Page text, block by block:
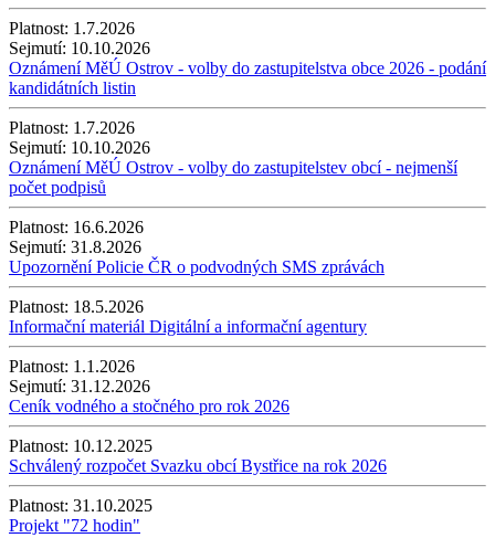
Platnost: 1.7.2026
Sejmutí: 10.10.2026
Oznámení MěÚ Ostrov - volby do zastupitelstva obce 2026 - podání
kandidátních listin
Platnost: 1.7.2026
Sejmutí: 10.10.2026
Oznámení MěÚ Ostrov - volby do zastupitelstev obcí - nejmenší
počet podpisů
Platnost: 16.6.2026
Sejmutí: 31.8.2026
Upozornění Policie ČR o podvodných SMS zprávách
Platnost: 18.5.2026
Informační materiál Digitální a informační agentury
Platnost: 1.1.2026
Sejmutí: 31.12.2026
Ceník vodného a stočného pro rok 2026
Platnost: 10.12.2025
Schválený rozpočet Svazku obcí Bystřice na rok 2026
Platnost: 31.10.2025
Projekt "72 hodin"